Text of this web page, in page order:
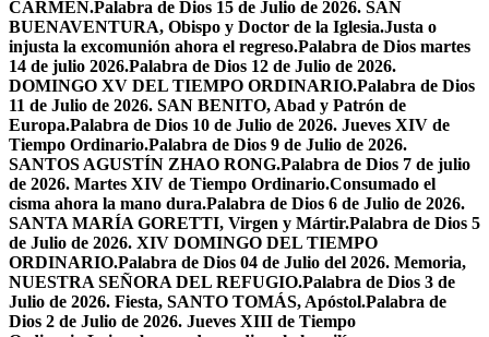
CARMEN.Palabra de Dios 15 de Julio de 2026. SAN
BUENAVENTURA, Obispo y Doctor de la Iglesia.Justa o
injusta la excomunión ahora el regreso.Palabra de Dios martes
14 de julio 2026.Palabra de Dios 12 de Julio de 2026.
DOMINGO XV DEL TIEMPO ORDINARIO.Palabra de Dios
11 de Julio de 2026. SAN BENITO, Abad y Patrón de
Europa.Palabra de Dios 10 de Julio de 2026. Jueves XIV de
Tiempo Ordinario.Palabra de Dios 9 de Julio de 2026.
SANTOS AGUSTÍN ZHAO RONG.Palabra de Dios 7 de julio
de 2026. Martes XIV de Tiempo Ordinario.Consumado el
cisma ahora la mano dura.Palabra de Dios 6 de Julio de 2026.
SANTA MARÍA GORETTI, Virgen y Mártir.Palabra de Dios 5
de Julio de 2026. XIV DOMINGO DEL TIEMPO
ORDINARIO.Palabra de Dios 04 de Julio del 2026. Memoria,
NUESTRA SEÑORA DEL REFUGIO.Palabra de Dios 3 de
Julio de 2026. Fiesta, SANTO TOMÁS, Apóstol.Palabra de
Dios 2 de Julio de 2026. Jueves XIII de Tiempo